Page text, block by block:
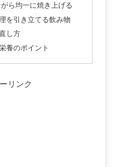
ら均一に焼き上げる
を引き立てる飲み物
し方
養のポイント
リンク